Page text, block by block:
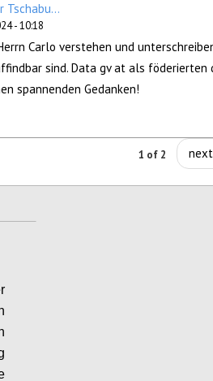
Tschabu...
- 10:18
Carlo verstehen und
sind. Data gv at als
spannenden Gedanken!
1 of 2 next